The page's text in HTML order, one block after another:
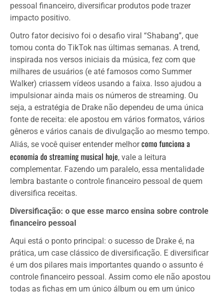
pessoal financeiro, diversificar produtos pode trazer
impacto positivo.
Outro fator decisivo foi o desafio viral “Shabang”, que
tomou conta do TikTok nas últimas semanas. A trend,
inspirada nos versos iniciais da música, fez com que
milhares de usuários (e até famosos como Summer
Walker) criassem vídeos usando a faixa. Isso ajudou a
impulsionar ainda mais os números de streaming. Ou
seja, a estratégia de Drake não dependeu de uma única
fonte de receita: ele apostou em vários formatos, vários
gêneros e vários canais de divulgação ao mesmo tempo.
Aliás, se você quiser entender melhorcomo funciona a
economia do streaming musical hoje, vale a leitura
complementar. Fazendo um paralelo, essa mentalidade
lembra bastante o controle financeiro pessoal de quem
diversifica receitas.
Diversificação: o que esse marco ensina sobre controle
financeiro pessoal
Aqui está o ponto principal: o sucesso de Drake é, na
prática, um case clássico de diversificação. E diversificar
é um dos pilares mais importantes quando o assunto é
controle financeiro pessoal. Assim como ele não apostou
todas as fichas em um único álbum ou em um único